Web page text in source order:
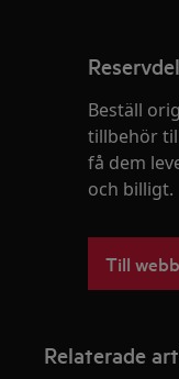
Beställ
tillbehör
få dem
och billigt.
Till
Relaterade